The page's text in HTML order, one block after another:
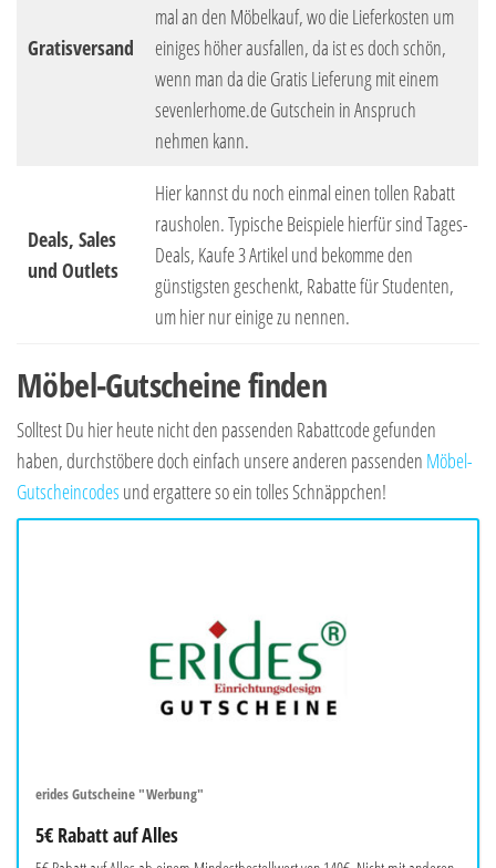
Gratisversand
mal an den Möbelkauf, wo die Lieferkosten um
einiges höher ausfallen, da ist es doch schön,
wenn man da die Gratis Lieferung mit einem
sevenlerhome.de Gutschein in Anspruch
nehmen kann.
Deals, Sales
und Outlets
Hier kannst du noch einmal einen tollen Rabatt
rausholen. Typische Beispiele hierfür sind Tages-
Deals, Kaufe 3 Artikel und bekomme den
günstigsten geschenkt, Rabatte für Studenten,
um hier nur einige zu nennen.
Möbel-Gutscheine finden
Solltest Du hier heute nicht den passenden Rabattcode gefunden
haben, durchstöbere doch einfach unsere anderen passenden Möbel-
Gutscheincodes und ergattere so ein tolles Schnäppchen!
erides Gutscheine "Werbung"
5€ Rabatt auf Alles